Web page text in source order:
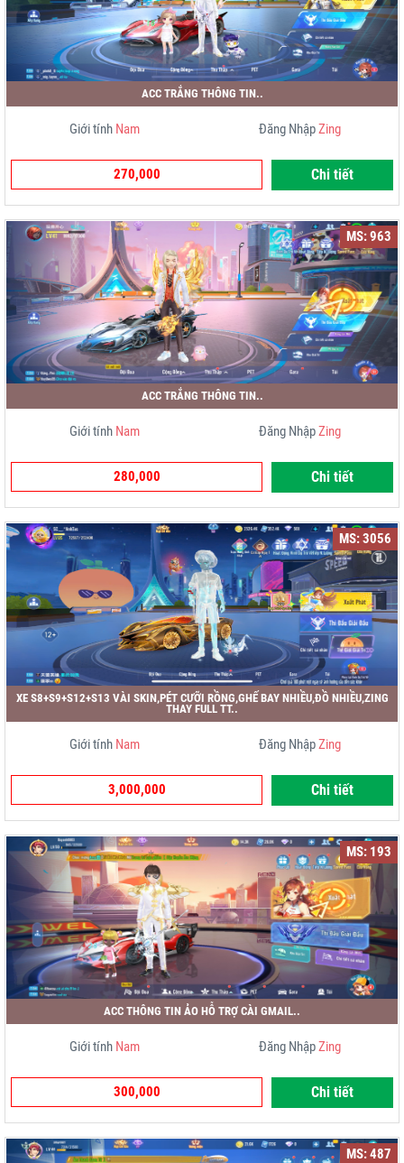
ACC TRẮNG THÔNG TIN..
Giới tính Nam Đăng NhậpZing
270,000 Chi tiết
MS: 963
ACC TRẮNG THÔNG TIN..
Giới tính Nam Đăng NhậpZing
280,000 Chi tiết
MS: 3056
XE S8+S9+S12+S13 VÀI SKIN,PÉT CƯỠI RỒNG,GHẾ BAY NHIỀU,ĐỒ NHIỀU,ZING
THAY FULL TT..
Giới tính Nam Đăng NhậpZing
3,000,000 Chi tiết
MS: 193
ACC THÔNG TIN ẢO HỖ TRỢ CÀI GMAIL..
Giới tính Nam Đăng NhậpZing
300,000 Chi tiết
MS: 487